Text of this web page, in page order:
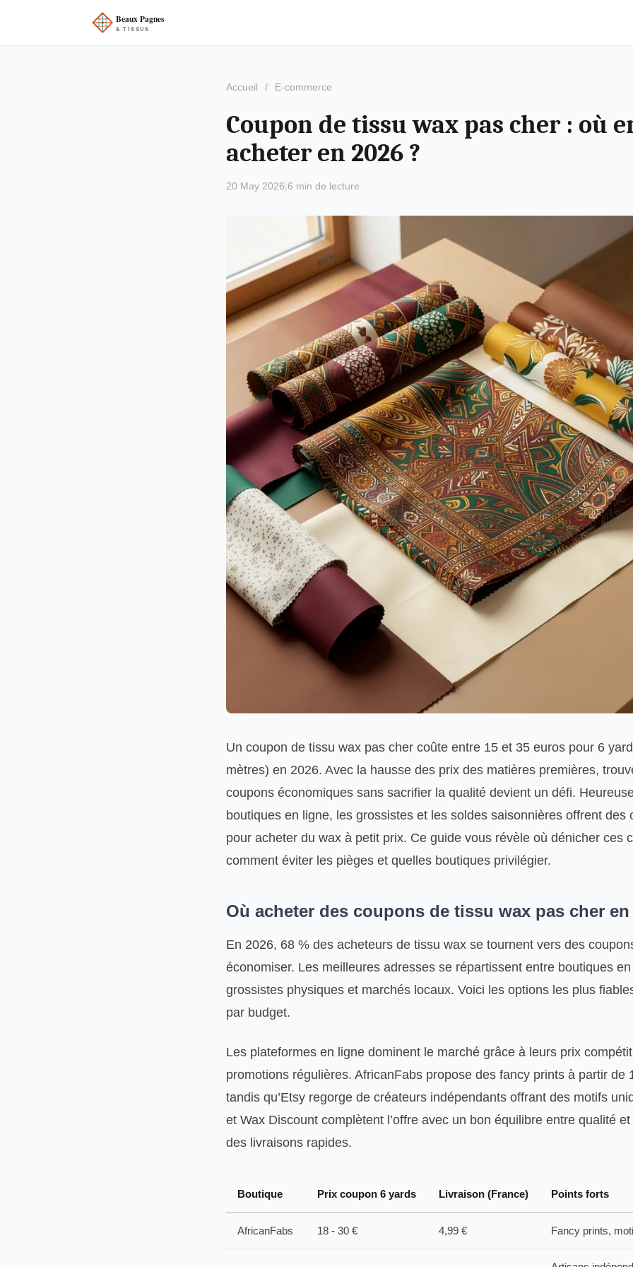
Accueil / E-commerce
Coupon de tissu wax pas cher : où
acheter en 2026 ?
20 May 2026|6 min de lecture
Un coupon de tissu wax pas cher coûte entre 15 et 35 euros pour 6
mètres) en 2026. Avec la hausse des prix des matières premières,
coupons économiques sans sacrifier la qualité devient un défi.
boutiques en ligne, les grossistes et les soldes saisonnières offrent des
pour acheter du wax à petit prix. Ce guide vous révèle où dénicher ces
comment éviter les pièges et quelles boutiques privilégier.
Où acheter des coupons de tissu wax pas cher en
En 2026, 68 % des acheteurs de tissu wax se tournent vers des
économiser. Les meilleures adresses se répartissent entre boutiques
grossistes physiques et marchés locaux. Voici les options les plus
par budget.
Les plateformes en ligne dominent le marché grâce à leurs prix
promotions régulières. AfricanFabs propose des fancy prints à partir de
tandis qu’Etsy regorge de créateurs indépendants offrant des motifs
et Wax Discount complètent l’offre avec un bon équilibre entre qualité
des livraisons rapides.
Boutique Prix coupon 6 yards Livraison (France) Points forts
AfricanFabs 18 - 30 € 4,99 € Fancy prints,